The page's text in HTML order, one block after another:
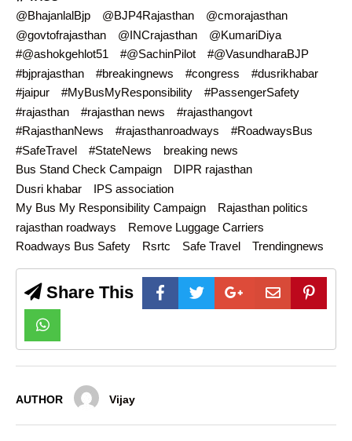
@BhajanlalBjp @BJP4Rajasthan
@cmorajasthan
@govtofrajasthan
@INCrajasthan
@KumariDiya
#@ashokgehlot51
#@SachinPilot
#@VasundharaBJP
#bjprajasthan
#breakingnews #congress
#dusrikhabar
#jaipur
#MyBusMyResponsibility
#PassengerSafety
#rajasthan
#rajasthan news
#rajasthangovt
#RajasthanNews
#rajasthanroadways
#RoadwaysBus
#SafeTravel
#StateNews
breaking news
Bus Stand Check Campaign
DIPR rajasthan
Dusri khabar
IPS association
My Bus My Responsibility Campaign
Rajasthan politics
rajasthan roadways
Remove Luggage Carriers
Roadways Bus Safety
Rsrtc Safe Travel Trendingnews
Share This
AUTHOR Vijay